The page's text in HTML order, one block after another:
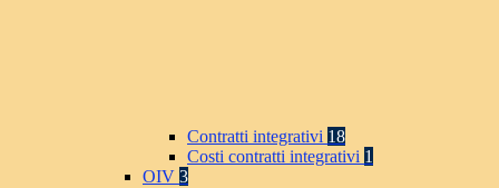
Contratti integrativi 18
Costi contratti integrativi 1
OIV 3